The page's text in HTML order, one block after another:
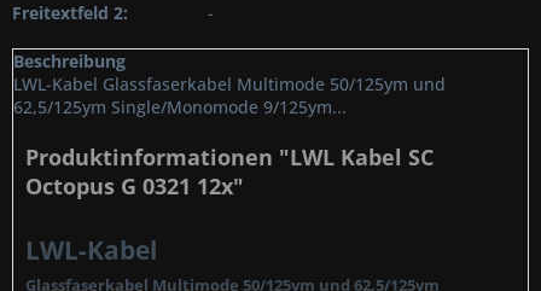
Freitextfeld 2:
-
Beschreibung
LWL-Kabel Glassfaserkabel Multimode 50/125ym und
62,5/125ym Single/Monomode 9/125ym...
Produktinformationen "LWL Kabel SC
Octopus G 0321 12x"
LWL-Kabel
Glassfaserkabel Multimode 50/125ym und 62,5/125ym